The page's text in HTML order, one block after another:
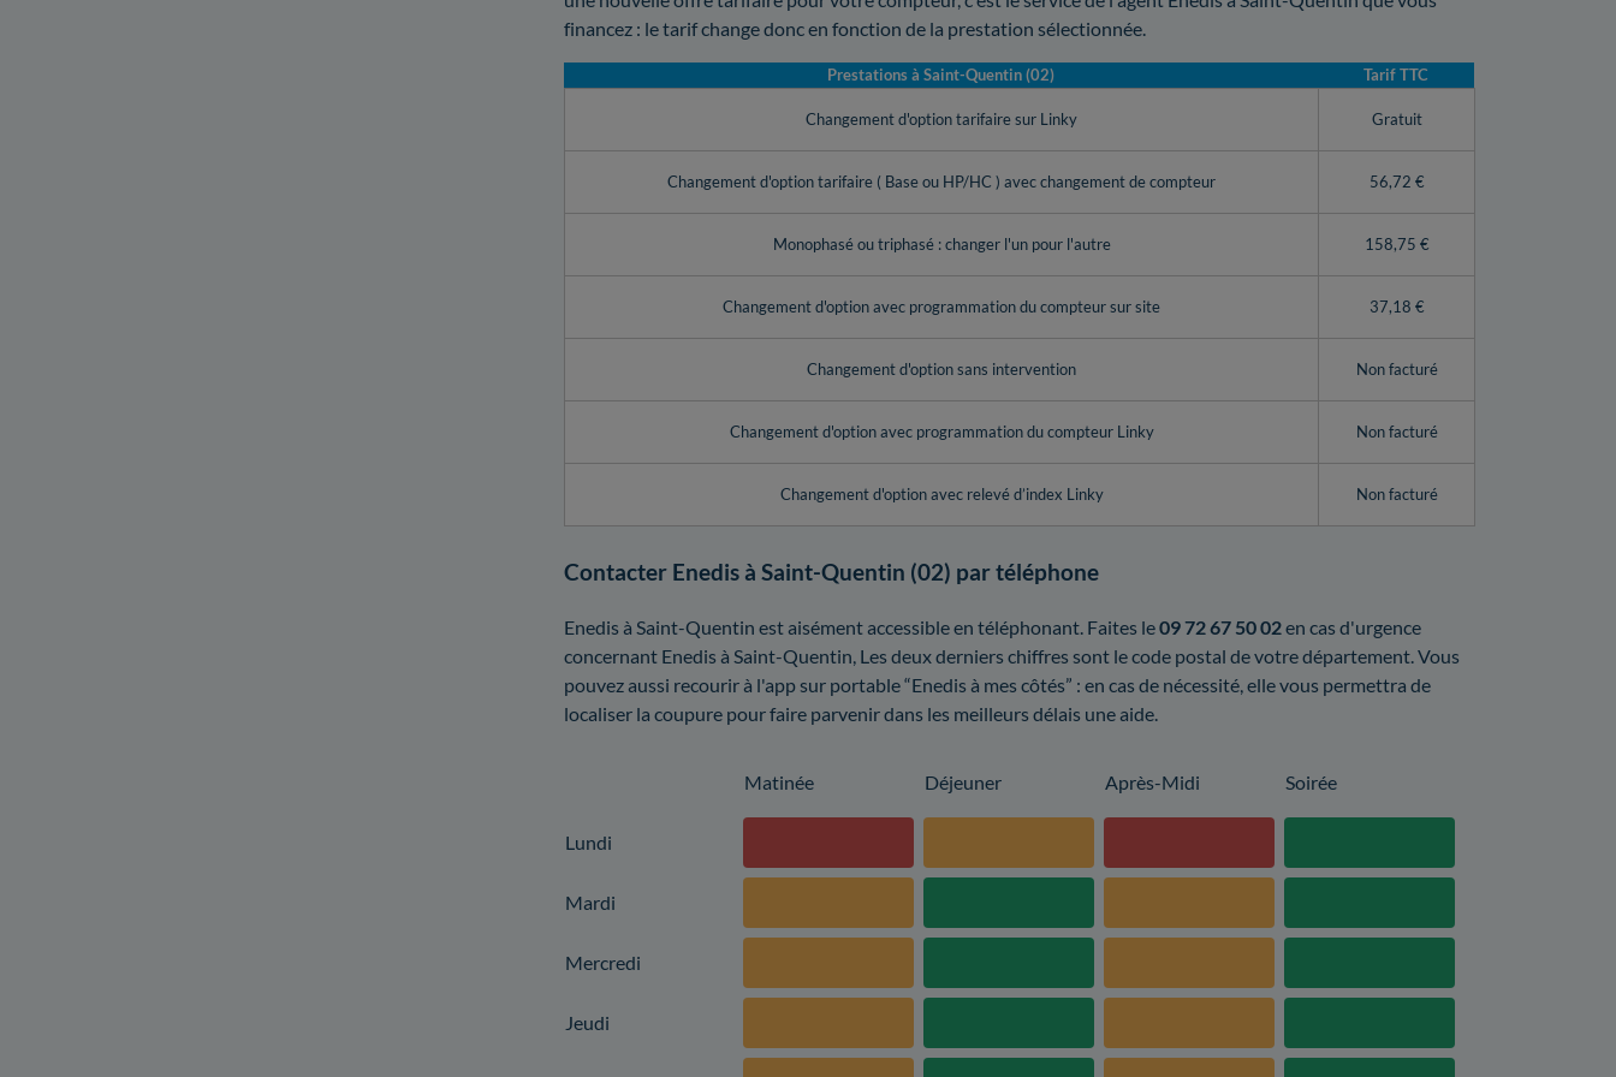
financez : le tarif change donc en fonction de la prestation sélectionnée.
Prestations à Saint-Quentin (02) Tarif TTC
Changement d'option tarifaire sur Linky Gratuit
Changement d'option tarifaire ( Base ou HP/HC ) avec changement de compteur 56,72 €
Monophasé ou triphasé : changer l'un pour l'autre 158,75 €
Changement d'option avec programmation du compteur sur site 37,18 €
Changement d'option sans intervention Non facturé
Changement d'option avec programmation du compteur Linky Non facturé
Changement d'option avec relevé d’index Linky Non facturé
Contacter Enedis à Saint-Quentin (02) par téléphone
Enedis à Saint-Quentin est aisément accessible en téléphonant. Faites le09 72 67 50 02en cas d'urgence
concernant Enedis à Saint-Quentin, Les deux derniers chiffres sont le code postal de votre département. Vous
pouvez aussi recourir à l'app sur portable “Enedis à mes côtés” : en cas de nécessité, elle vous permettra de
localiser la coupure pour faire parvenir dans les meilleurs délais une aide.
Matinée Déjeuner Après-Midi Soirée
Lundi
Mardi
Mercredi
Jeudi